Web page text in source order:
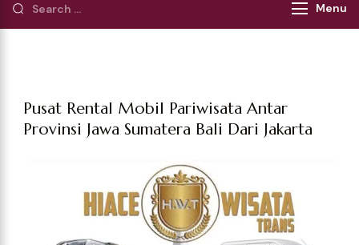
Menu
Pusat Rental Mobil Pariwisata Antar
Provinsi Jawa Sumatera Bali Dari Jakarta